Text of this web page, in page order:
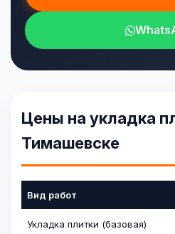
Цены на укладка
Тимашевске
Вид работ
Укладка плитки (базовая)